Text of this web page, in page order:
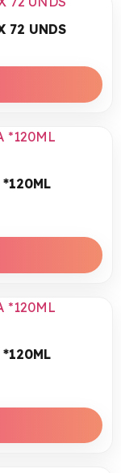
72 UNDS
*120ML
*120ML